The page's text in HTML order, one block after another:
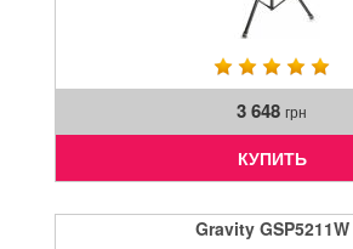
3 648 грн
КУПИТЬ
Gravity GSP5211W